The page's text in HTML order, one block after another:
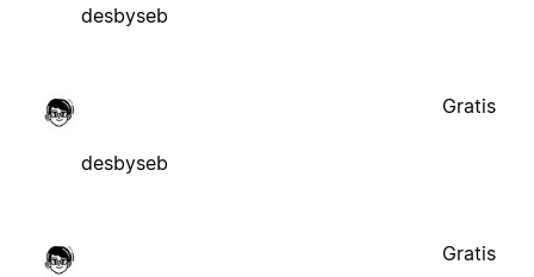
desbyseb
desbyseb
Gratis
Gratis